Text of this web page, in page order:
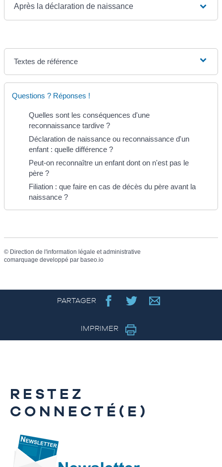
Après la déclaration de naissance
Textes de référence
Questions ? Réponses !
Quelles sont les conséquences d'une
reconnaissance tardive ?
Déclaration de naissance ou reconnaissance d'un
enfant : quelle différence ?
Peut-on reconnaître un enfant dont on n'est pas le
père ?
Filiation : que faire en cas de décès du père avant la
naissance ?
© Direction de l'information légale et administrative
comarquage developpé par baseo.io
PARTAGER
IMPRIMER
RESTEZ
CONNECTÉ(E)